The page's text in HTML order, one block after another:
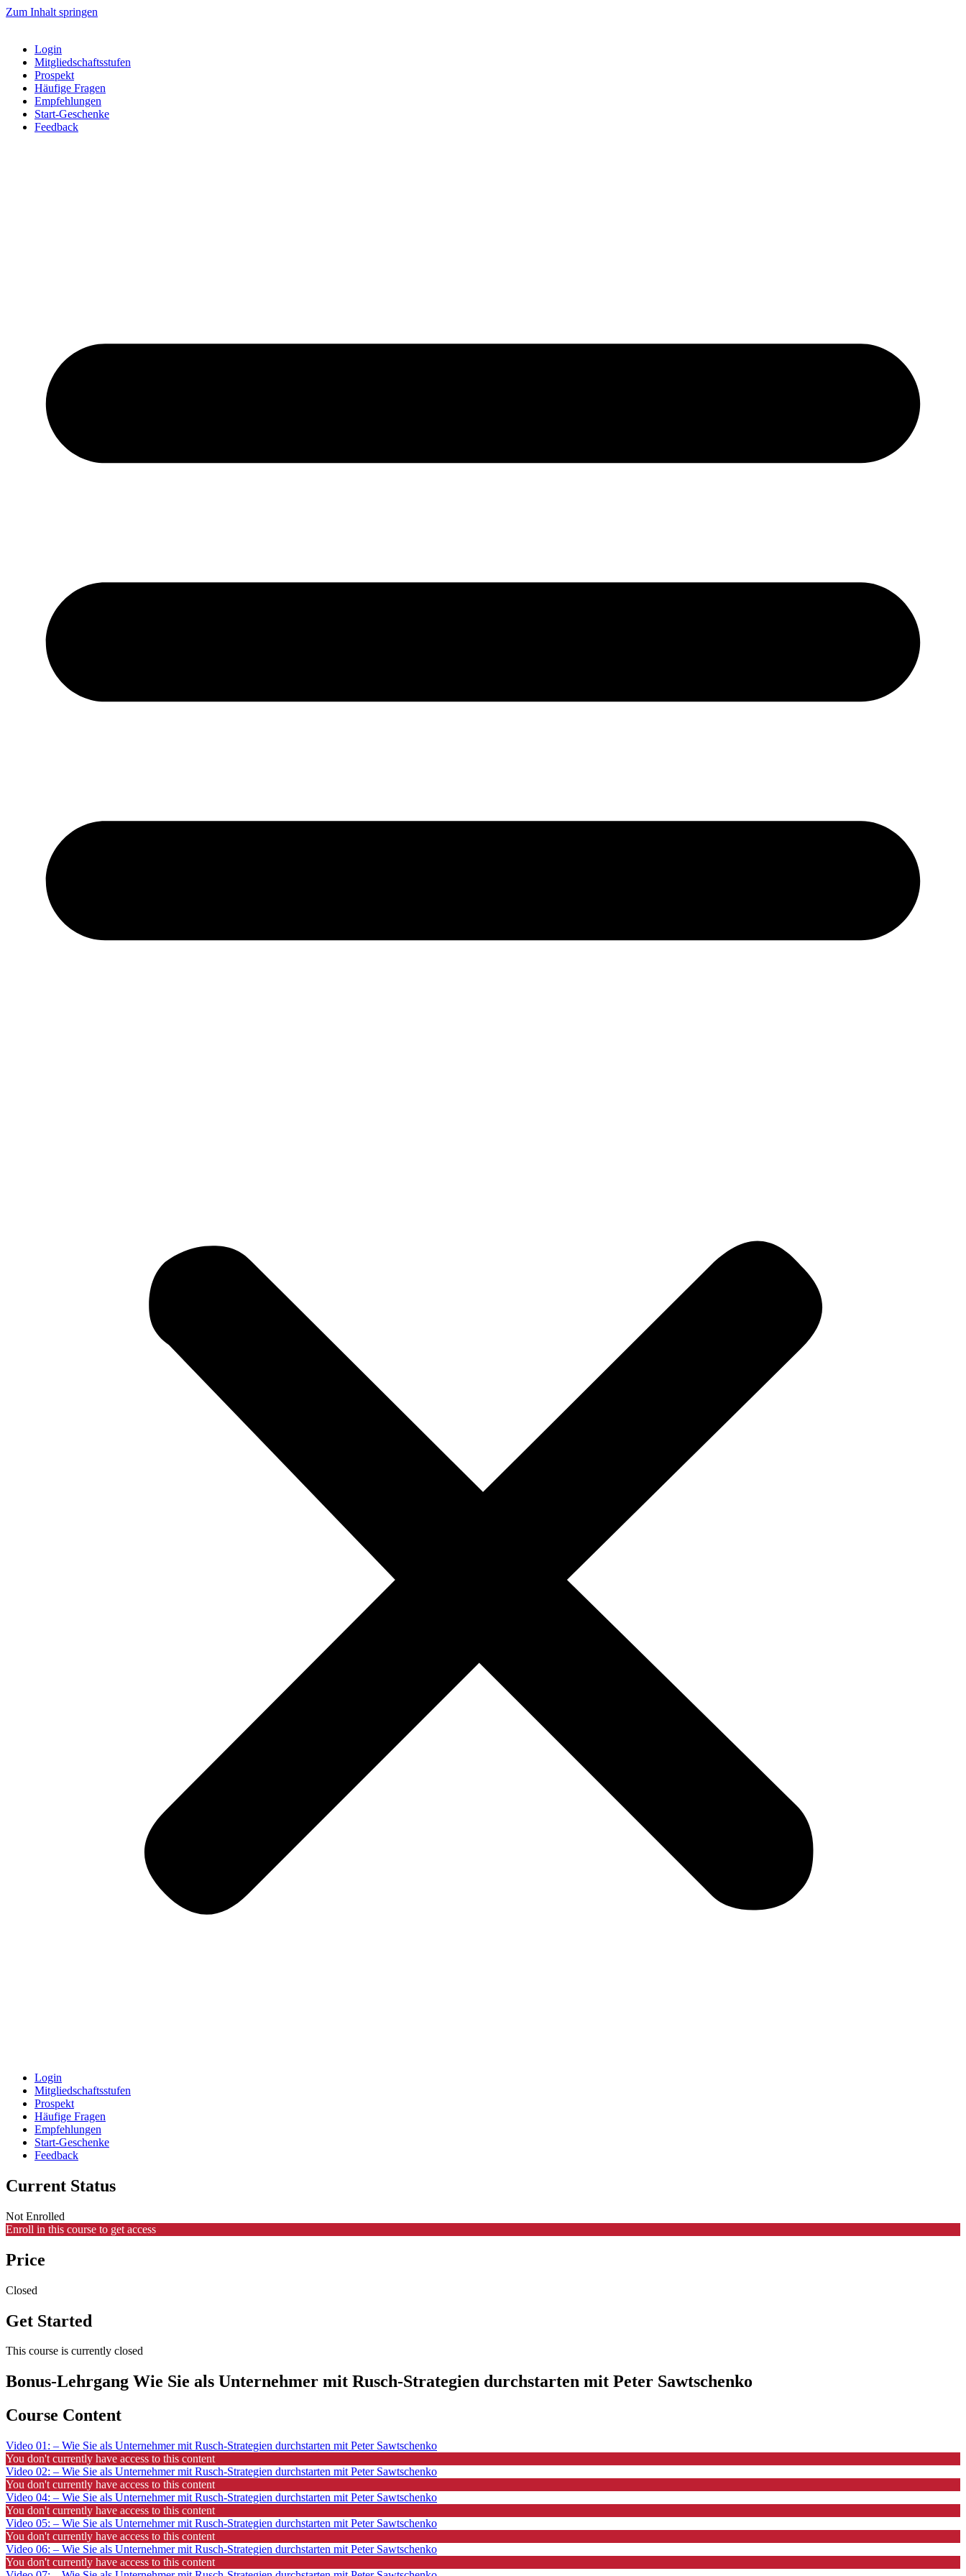
Zum Inhalt springen
Login
Mitgliedschaftsstufen
Prospekt
Häufige Fragen
Empfehlungen
Start-Geschenke
Feedback
Login
Mitgliedschaftsstufen
Prospekt
Häufige Fragen
Empfehlungen
Start-Geschenke
Feedback
Current Status
Not Enrolled
Enroll in this course to get access
Price
Closed
Get Started
This course is currently closed
Bonus-Lehrgang Wie Sie als Unternehmer mit Rusch-Strategien durchstarten mit Peter Sawtschenko
Course Content
Video 01: – Wie Sie als Unternehmer mit Rusch-Strategien durchstarten mit Peter Sawtschenko
You don't currently have access to this content
Video 02: – Wie Sie als Unternehmer mit Rusch-Strategien durchstarten mit Peter Sawtschenko
You don't currently have access to this content
Video 04: – Wie Sie als Unternehmer mit Rusch-Strategien durchstarten mit Peter Sawtschenko
You don't currently have access to this content
Video 05: – Wie Sie als Unternehmer mit Rusch-Strategien durchstarten mit Peter Sawtschenko
You don't currently have access to this content
Video 06: – Wie Sie als Unternehmer mit Rusch-Strategien durchstarten mit Peter Sawtschenko
You don't currently have access to this content